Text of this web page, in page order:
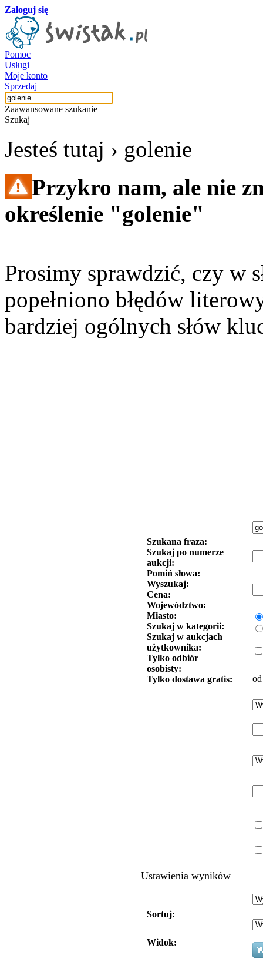
Zaloguj się
Pomoc
Usługi
Moje konto
Sprzedaj
Zaawansowane szukanie
Szukaj
Jesteś tutaj › golenie
Przykro nam, ale nie
określenie "golenie"
Prosimy sprawdzić, czy w
popełniono błędów
bardziej ogólnych słów
Szukana fraza:
Szukaj po numerze
aukcji:
Pomiń słowa:
Wyszukaj:
Cena:
Województwo:
Miasto:
Szukaj w kategorii:
Szukaj w aukcjach
użytkownika:
Tylko odbiór
osobisty:
Tylko dostawa gratis:
od
Ustawienia wyników
Sortuj:
Widok: